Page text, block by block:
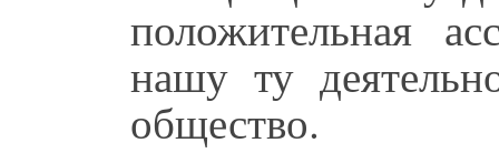
положительная
нашу ту
общество.